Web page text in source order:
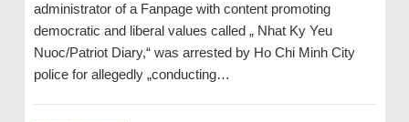
administrator of a Fanpage with content promoting
democratic and liberal values called „ Nhat Ky Yeu
Nuoc/Patriot Diary,“ was arrested by Ho Chi Minh City
police for allegedly „conducting…